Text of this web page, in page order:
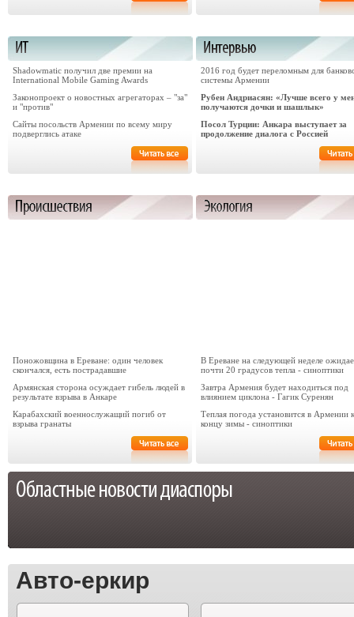
Shadowmatic получил две премии на
International Mobile Gaming Awards
Законопроект о новостных агрегаторах – "за"
и "против"
Сайты посольств Армении по всему миру
подверглись атаке
2016 год будет переломным для
системы Армении
Рубен Андриасян: «Лучше всего у
получаются дочки и шашлык»
Посол Турции: Анкара выступает за
продолжение диалога с Россией
Поножовщина в Ереване: один человек
скончался, есть пострадавшие
Армянская сторона осуждает гибель людей в
результате взрыва в Анкаре
Карабахский военнослужащий погиб от
взрыва гранаты
В Ереване на следующей неделе
почти 20 градусов тепла - синоптики
Завтра Армения будет находиться под
влиянием циклона - Гагик Суренян
Теплая погода установится в Армении к
концу зимы - синоптики
Авто-еркир